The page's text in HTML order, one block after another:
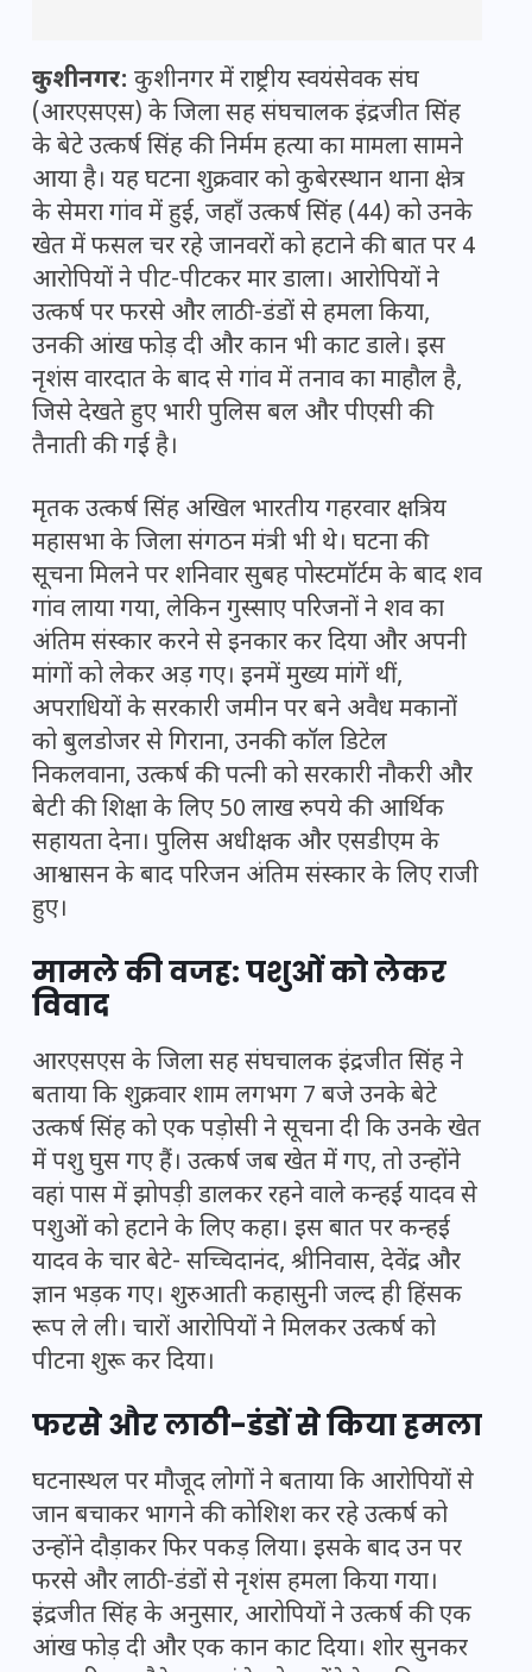
कुशीनगर: कुशीनगर में राष्ट्रीय स्वयंसेवक संघ
(आरएसएस) के जिला सह संघचालक इंद्रजीत सिंह
के बेटे उत्कर्ष सिंह की निर्मम हत्या का मामला सामने
आया है। यह घटना शुक्रवार को कुबेरस्थान थाना क्षेत्र
के सेमरा गांव में हुई, जहाँ उत्कर्ष सिंह (44) को उनके
खेत में फसल चर रहे जानवरों को हटाने की बात पर 4
आरोपियों ने पीट-पीटकर मार डाला। आरोपियों ने
उत्कर्ष पर फरसे और लाठी-डंडों से हमला किया,
उनकी आंख फोड़ दी और कान भी काट डाले। इस
नृशंस वारदात के बाद से गांव में तनाव का माहौल है,
जिसे देखते हुए भारी पुलिस बल और पीएसी की
तैनाती की गई है।
मृतक उत्कर्ष सिंह अखिल भारतीय गहरवार क्षत्रिय
महासभा के जिला संगठन मंत्री भी थे। घटना की
सूचना मिलने पर शनिवार सुबह पोस्टमॉर्टम के बाद शव
गांव लाया गया, लेकिन गुस्साए परिजनों ने शव का
अंतिम संस्कार करने से इनकार कर दिया और अपनी
मांगों को लेकर अड़ गए। इनमें मुख्य मांगें थीं,
अपराधियों के सरकारी जमीन पर बने अवैध मकानों
को बुलडोजर से गिराना, उनकी कॉल डिटेल
निकलवाना, उत्कर्ष की पत्नी को सरकारी नौकरी और
बेटी की शिक्षा के लिए 50 लाख रुपये की आर्थिक
सहायता देना। पुलिस अधीक्षक और एसडीएम के
आश्वासन के बाद परिजन अंतिम संस्कार के लिए राजी
हुए।
मामले की वजह: पशुओं को लेकर
विवाद
आरएसएस के जिला सह संघचालक इंद्रजीत सिंह ने
बताया कि शुक्रवार शाम लगभग 7 बजे उनके बेटे
उत्कर्ष सिंह को एक पड़ोसी ने सूचना दी कि उनके खेत
में पशु घुस गए हैं। उत्कर्ष जब खेत में गए, तो उन्होंने
वहां पास में झोपड़ी डालकर रहने वाले कन्हई यादव से
पशुओं को हटाने के लिए कहा। इस बात पर कन्हई
यादव के चार बेटे- सच्चिदानंद, श्रीनिवास, देवेंद्र और
ज्ञान भड़क गए। शुरुआती कहासुनी जल्द ही हिंसक
रूप ले ली। चारों आरोपियों ने मिलकर उत्कर्ष को
पीटना शुरू कर दिया।
फरसे और लाठी-डंडों से किया हमला
घटनास्थल पर मौजूद लोगों ने बताया कि आरोपियों से
जान बचाकर भागने की कोशिश कर रहे उत्कर्ष को
उन्होंने दौड़ाकर फिर पकड़ लिया। इसके बाद उन पर
फरसे और लाठी-डंडों से नृशंस हमला किया गया।
इंद्रजीत सिंह के अनुसार, आरोपियों ने उत्कर्ष की एक
आंख फोड़ दी और एक कान काट दिया। शोर सुनकर